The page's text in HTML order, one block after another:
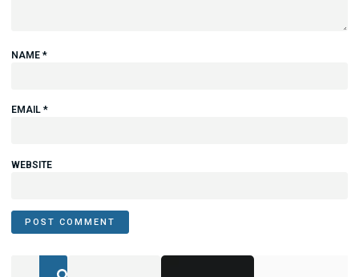
NAME *
EMAIL *
WEBSITE